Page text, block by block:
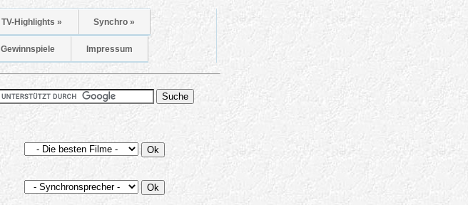
TV-Highlights » Synchro »
Gewinnspiele Impressum